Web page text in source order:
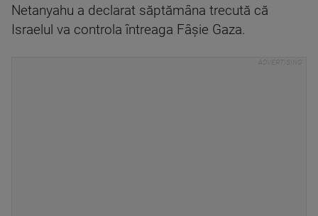
Netanyahu a declarat săptămâna trecută că
Israelul va controla întreaga Fâşie Gaza.